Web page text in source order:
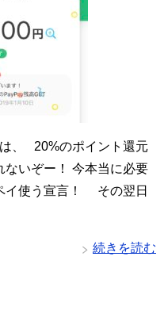
、 20%のポイント還元
ないぞー！ 今本当に必要
イ使う宣言！ その翌日
続きを読む